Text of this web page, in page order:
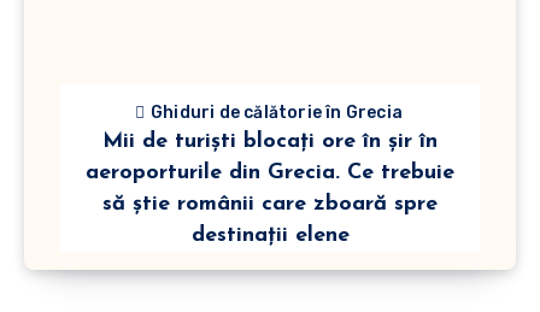
Ghiduri de călătorie în Grecia
Mii de turiști blocați ore în șir în
aeroporturile din Grecia. Ce trebuie
să știe românii care zboară spre
destinații elene